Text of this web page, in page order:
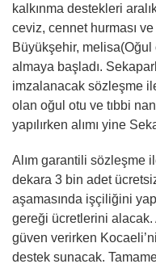
kalkınma destekleri
ceviz, cennet hurması
Büyükşehir, melisa(Oğul
almaya başladı.
imzalanacak sözleşme
olan oğul otu ve tıbbi
yapılırken alımı yine
Alım garantili sözleşme
dekara 3 bin adet
aşamasında işçiliğini
gereği ücretlerini alacak.
güven verirken
destek sunacak.